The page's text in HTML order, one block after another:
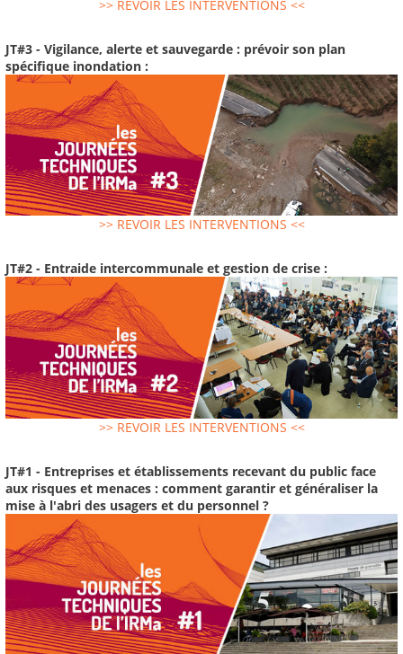
>> REVOIR LES INTERVENTIONS <<
JT#3 - Vigilance, alerte et sauvegarde : prévoir son plan
spécifique inondation :
>> REVOIR LES INTERVENTIONS <<
JT#2 - Entraide intercommunale et gestion de crise :
>> REVOIR LES INTERVENTIONS <<
JT#1 - Entreprises et établissements recevant du public face
aux risques et menaces : comment garantir et généraliser la
mise à l'abri des usagers et du personnel ?